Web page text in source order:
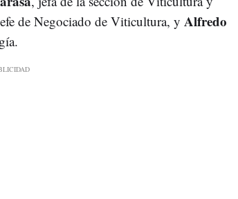
de Negociado de Viticultura, y Alfredo